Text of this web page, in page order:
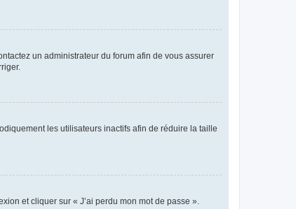
un administrateur du forum afin de vous assurer
les utilisateurs inactifs afin de réduire la taille
et cliquer sur « J’ai perdu mon mot de passe ».